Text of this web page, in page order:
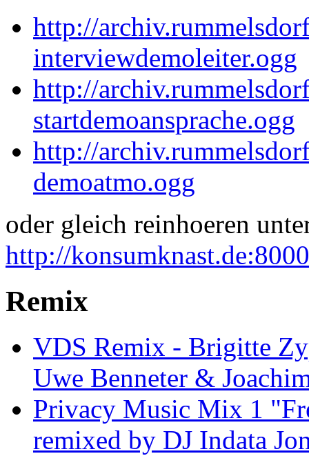
http://
interviewdemoleiter.ogg
http://
startdemoansprache.ogg
http://
demoatmo.ogg
oder gleich reinhoeren
http://
Remix
VDS Remix - Brigitte
Uwe Benneter &
Privacy Music Mix 1
remixed by DJ Indata